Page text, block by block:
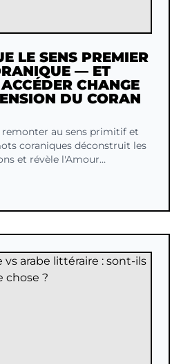
LE SENS PREMIER
— ET
CHANGE
DU CORAN
au sens primitif et
coraniques déconstruit les
et révèle l'Amour